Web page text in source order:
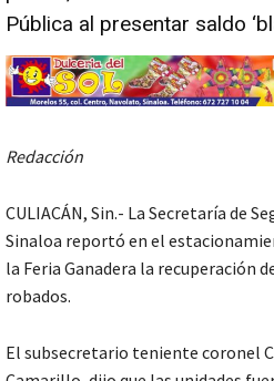
Pública al presentar saldo
Redacción
CULIACÁN, Sin.- La Secretaría de
Sinaloa reportó en el
la Feria Ganadera la recuperación
robados.
El subsecretario teniente coronel